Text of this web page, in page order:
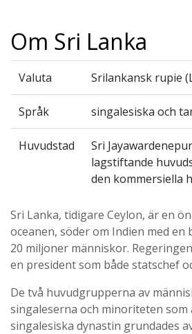
Om Sri Lanka
Valuta Srilankansk rupie
Språk singalesiska och
Huvudstad
Sri
lagstiftande
den kommersiella
Sri Lanka, tidigare Ceylon, är en
oceanen, söder om Indien med en
20 miljoner människor.
en president som både statschef
De två huvudgrupperna av
singaleserna och minoriteten som
singalesiska dynastin grundades